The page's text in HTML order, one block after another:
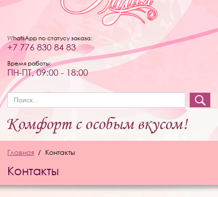
WhatsApp по статусу заказа:
+7 776 830 84 83
Время работы:
ПН-ПТ, 09:00 - 18:00
Форма поиска
Главная Контакты
Контакты